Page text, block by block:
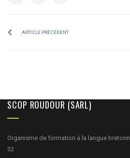
ARTICLE PRÉCÉDENT
SCOP ROUDOUR (SARL)
Organisme de formation à la langue
32